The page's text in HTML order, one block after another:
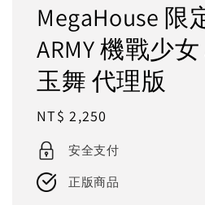
MegaHouse 限
ARMY 機戰少
玉舞 代理版
Regular
price
NT$ 2,250
安全支付
正版商品